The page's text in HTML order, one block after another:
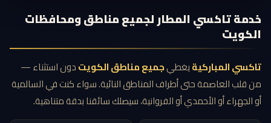
خدمة تاكسي المطار لجميع مناطق ومحافظات
الكويت
تاكسي المباركيةيغطيجميع مناطق الكويتدون استثناء —
من قلب العاصمة حتى أطراف المناطق النائية. سواء كنت في السالمية
أو الجهراء أو الأحمدي أو الفروانية، سيصلك سائقنا بدقة متناهية.